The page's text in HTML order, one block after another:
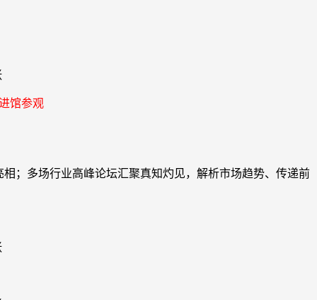
馆参观
；多场行业高峰论坛汇聚真知灼见，解析市场趋势、传递前